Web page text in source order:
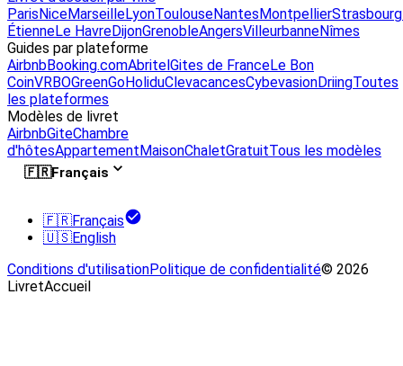
ParisNiceMarseilleLyonToulouseNantesMontpellierStrasbourg
ÉtienneLe HavreDijonGrenobleAngersVilleurbanneNîmes
Guides par plateforme
AirbnbBooking.comAbritelGites de FranceLe Bon
CoinVRBOGreenGoHoliduClevacancesCybevasionDriingToutes
les plateformes
Modèles de livret
AirbnbGiteChambre
d'hôtesAppartementMaisonChaletGratuitTous les modèles
🇫🇷Français
🇫🇷Français
🇺🇸English
Conditions d'utilisationPolitique de confidentialité© 2026
LivretAccueil